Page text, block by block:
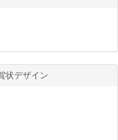
状デザイン